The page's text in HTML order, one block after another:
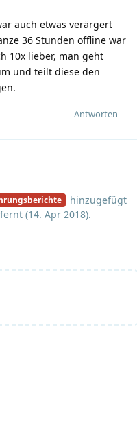
auch etwas verärgert
36 Stunden offline war
10x lieber, man geht
und teilt diese den
Antworten
hinzugefügt
(14. Apr 2018).